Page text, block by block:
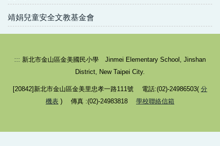
靖娟兒童安全文教基金會
::: 新北市金山區金美國民小學 Jinmei Elementary School, Jinshan
District, New Taipei City.
[20842]新北市金山區金美里忠孝一路111號 電話:(02)-24986503( 分
機表 ) 傳真 :(02)-24983818 學校聯絡信箱